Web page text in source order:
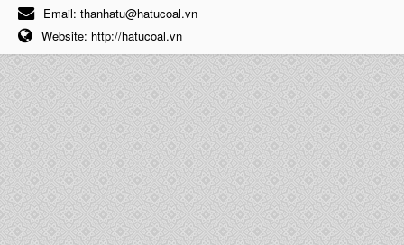
Email: thanhatu@hatucoal.vn
Website: http://hatucoal.vn